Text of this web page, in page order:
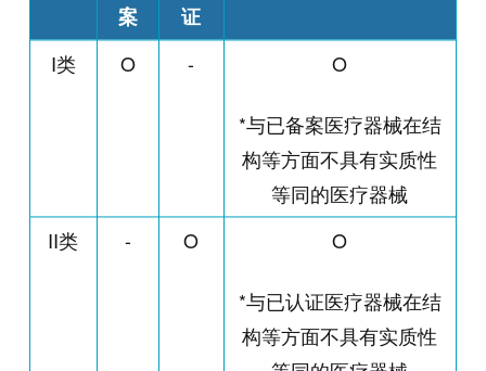
案
证
I类 O - O
*与已备案医疗器械在结
构等方面不具有实质性
等同的医疗器械
II类 - O O
*与已认证医疗器械在结
构等方面不具有实质性